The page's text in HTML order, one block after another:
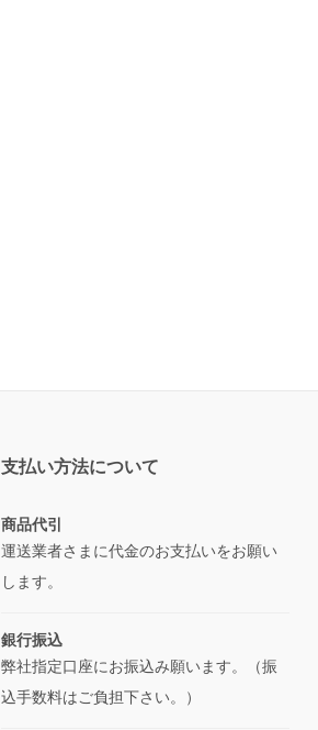
支払い方法について
商品代引
運送業者さまに代金のお支払いをお願い
します。
銀行振込
弊社指定口座にお振込み願います。（振
込手数料はご負担下さい。）